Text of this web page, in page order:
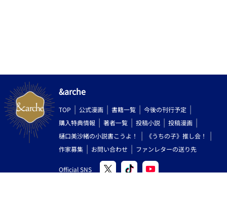
&arche
TOP 公式漫画 書籍一覧
今後の刊行予定
購入特典情報
著者一覧 投稿小説
投稿漫画
樋口美沙緒の小説書こうよ！
《うちの子》推し会！
作家募集
お問い合わせ ファンレターの送り先
Official SNS